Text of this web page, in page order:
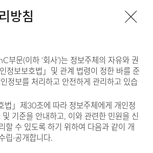
방침
부문(이하 ‘회사’)는 정보주체의 자유와 권
정보보호법」및 관계 법령이 정한 바를 준
정보를 처리하고 안전하게 관리하고 있습
법」제30조에 따라 정보주체에게 개인정
기준을 안내하고, 이와 관련한 민원을 신
할 수 있도록 하기 위하여 다음과 같이 개
립·공개합니다.